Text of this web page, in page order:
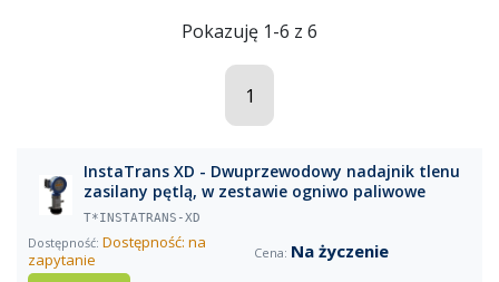
Pokazuję 1-6 z 6
1
InstaTrans XD - Dwuprzewodowy nadajnik tlenu
zasilany pętlą, w zestawie ogniwo paliwowe
T*INSTATRANS-XD
Dostępność: na
zapytanie
Na życzenie